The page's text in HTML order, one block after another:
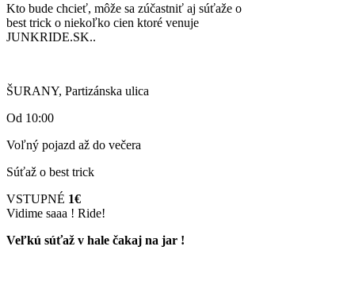
Kto bude chcieť, môže sa zúčastniť aj súťaže o
best trick o niekoľko cien ktoré venuje
JUNKRIDE.SK..
ŠURANY, Partizánska ulica
Od 10:00
Voľný pojazd až do večera
Súťaž o best trick
VSTUPNÉ 1€
Vidime saaa ! Ride!
Veľkú súťaž v hale čakaj na jar !